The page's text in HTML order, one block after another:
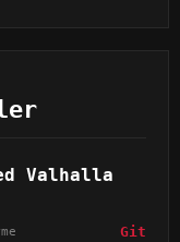
Valhalla
Git